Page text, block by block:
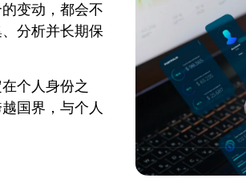
变动，都会不
分析并长期保
个人身份之
国界，与个人